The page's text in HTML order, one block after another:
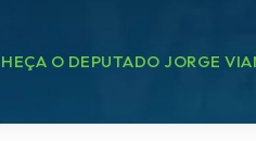
O DEPUTADO JORGE